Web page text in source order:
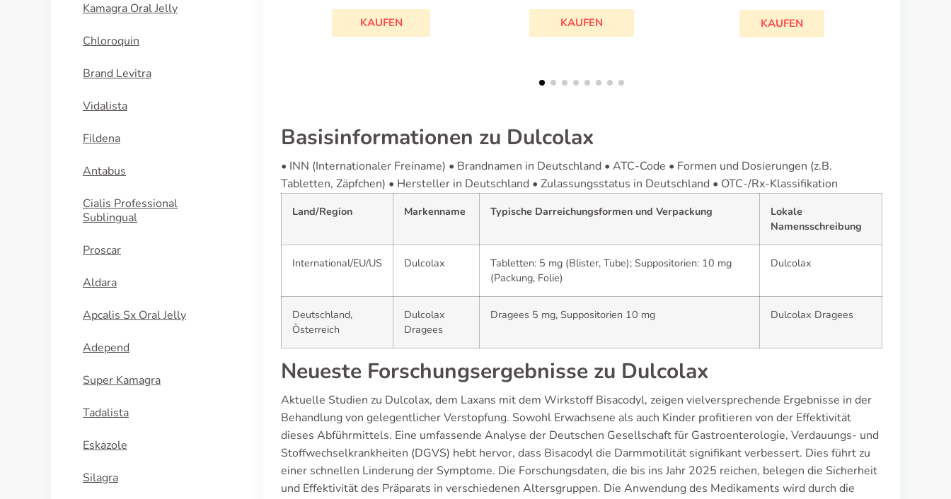
Kamagra Oral Jelly
Chloroquin
Brand Levitra
Vidalista
Fildena
Antabus
Cialis Professional
Sublingual
Proscar
Aldara
Apcalis Sx Oral Jelly
Adepend
Super Kamagra
Tadalista
Eskazole
Silagra
KAUFEN KAUFEN
Basisinformationen zu Dulcolax
• INN (Internationaler Freiname) • Brandnamen in Deutschland • ATC-Code • Formen und Dosierungen (z.B.
Tabletten, Zäpfchen) • Hersteller in Deutschland • Zulassungsstatus in Deutschland • OTC-/Rx-Klassifikation
Land/Region Markenname Typische Darreichungsformen und Verpackung
Lokale
Namensschreibung
International/EU/US Dulcolax
Tabletten: 5 mg (Blister, Tube); Suppositorien: 10 mg
(Packung, Folie)
Dulcolax
Deutschland,
Österreich
Dulcolax
Dragees
Dragees 5 mg, Suppositorien 10 mg Dulcolax Dragees
Neueste Forschungsergebnisse zu Dulcolax
Aktuelle Studien zu Dulcolax, dem Laxans mit dem Wirkstoff Bisacodyl, zeigen vielversprechende Ergebnisse in der
Behandlung von gelegentlicher Verstopfung. Sowohl Erwachsene als auch Kinder profitieren von der Effektivität
dieses Abführmittels. Eine umfassende Analyse der Deutschen Gesellschaft für Gastroenterologie, Verdauungs- und
Stoffwechselkrankheiten (DGVS) hebt hervor, dass Bisacodyl die Darmmotilität signifikant verbessert. Dies führt zu
einer schnellen Linderung der Symptome. Die Forschungsdaten, die bis ins Jahr 2025 reichen, belegen die Sicherheit
und Effektivität des Präparats in verschiedenen Altersgruppen. Die Anwendung des Medikaments wird durch die